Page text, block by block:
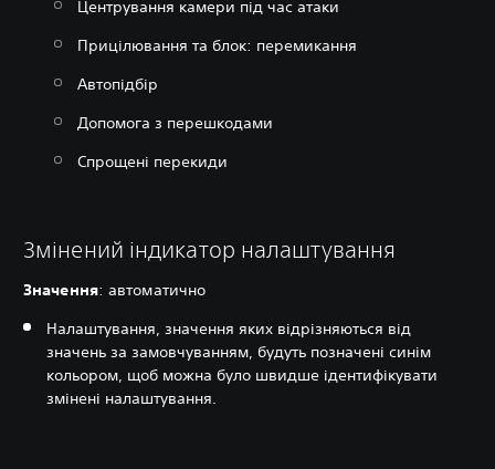
Центрування камери під час атаки
Прицілювання та блок: перемикання
Автопідбір
Допомога з перешкодами
Спрощені перекиди
Змінений індикатор налаштування
Значення: автоматично
Налаштування, значення яких відрізняються від
значень за замовчуванням, будуть позначені синім
кольором, щоб можна було швидше ідентифікувати
змінені налаштування.